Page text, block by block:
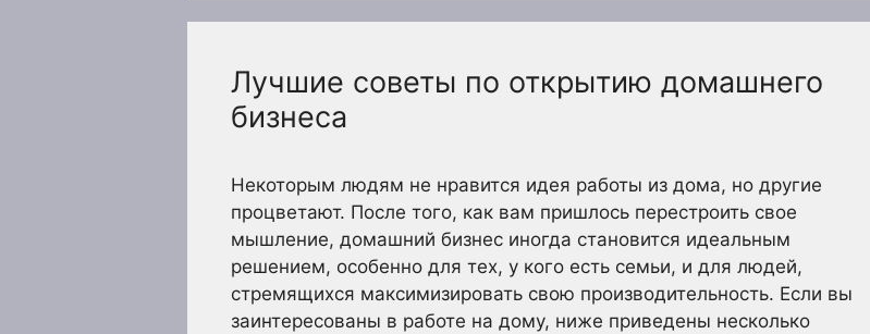
Лучшие советы по открытию домашнего
бизнеса
Некоторым людям не нравится идея работы из дома, но другие
процветают. После того, как вам пришлось перестроить свое
мышление, домашний бизнес иногда становится идеальным
решением, особенно для тех, у кого есть семьи, и для людей,
стремящихся максимизировать свою производительность. Если вы
заинтересованы в работе на дому, ниже приведены несколько